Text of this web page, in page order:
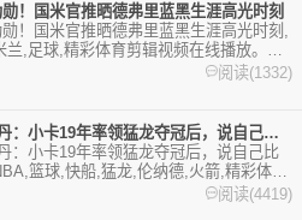
！国米官推晒德弗里蓝黑生涯高光时刻
勋！国米官推晒德弗里蓝黑生涯高光时刻,
兰,足球,精彩体育剪辑视频在线播放。本
篮球视频足球视频,集锦,录像。阅读(1332)
[推荐]范乔丹：小卡19年率领猛龙夺冠后，说自己比科比强！
：小卡19年率领猛龙夺冠后，说自己比
篮球,快船,猛龙,伦纳德,火箭,精彩体育
播放。本站提供最全的篮球视频足球视
。
阅读(4419)